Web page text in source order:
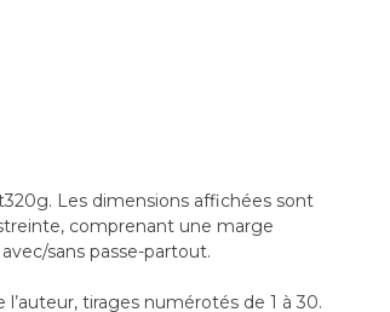
Les dimensions affichées sont
comprenant une marge
sans passe-partout.
tirages numérotés de 1 à 30.